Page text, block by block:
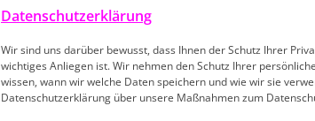
Datenschutzerklärung
Wir sind uns darüber bewusst, dass Ihnen der Schutz Ihrer
wichtiges Anliegen ist. Wir nehmen den Schutz Ihrer
wissen, wann wir welche Daten speichern und wie wir sie
Datenschutzerklärung über unsere Maßnahmen zum